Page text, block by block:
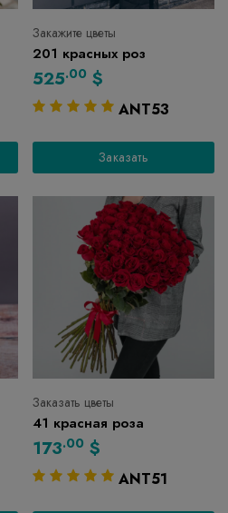
Закажите цветы
201 красных роз
525.00 $
ANT53
Заказать
Заказать цветы
41 красная роза
173.00 $
ANT51